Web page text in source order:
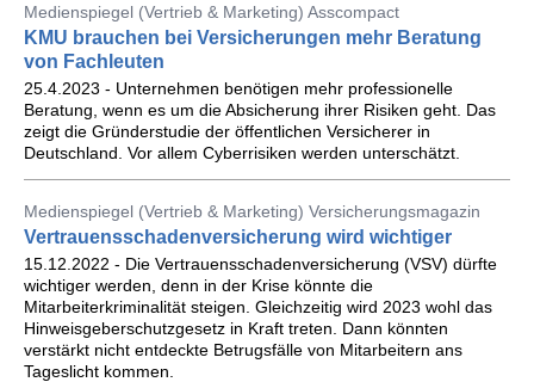
Medienspiegel (Vertrieb & Marketing) Asscompact
KMU brauchen bei Versicherungen mehr Beratung
von Fachleuten
25.4.2023 - Unternehmen benötigen mehr professionelle
Beratung, wenn es um die Absicherung ihrer Risiken geht. Das
zeigt die Gründerstudie der öffentlichen Versicherer in
Deutschland. Vor allem Cyberrisiken werden unterschätzt.
Medienspiegel (Vertrieb & Marketing) Versicherungsmagazin
Vertrauensschadenversicherung wird wichtiger
15.12.2022 - Die Vertrauensschadenversicherung (VSV) dürfte
wichtiger werden, denn in der Krise könnte die
Mitarbeiterkriminalität steigen. Gleichzeitig wird 2023 wohl das
Hinweisgeberschutzgesetz in Kraft treten. Dann könnten
verstärkt nicht entdeckte Betrugsfälle von Mitarbeitern ans
Tageslicht kommen.